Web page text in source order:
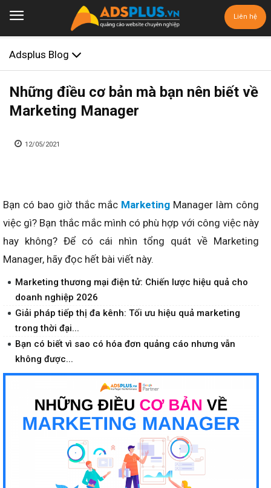
Liên hệ
Adsplus Blog
Những điều cơ bản mà bạn nên biết về
Marketing Manager
12/05/2021
Bạn có bao giờ thắc mắc Marketing Manager làm công
việc gì? Bạn thắc mắc mình có phù hợp với công việc này
hay không? Để có cái nhìn tổng quát về Marketing
Manager, hãy đọc hết bài viết này.
Marketing thương mại điện tử: Chiến lược hiệu quả cho
doanh nghiệp 2026
Giải pháp tiếp thị đa kênh: Tối ưu hiệu quả marketing
trong thời đại...
Bạn có biết vì sao có hóa đơn quảng cáo nhưng vẫn
không được...